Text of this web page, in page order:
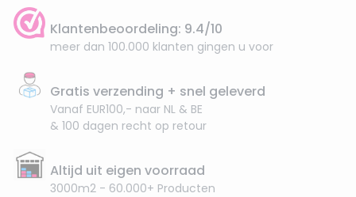
Klantenbeoordeling: 9.4/10
meer dan 100.000 klanten gingen u voor
Gratis verzending + snel geleverd
Vanaf EUR100,- naar NL & BE
& 100 dagen recht op retour
Altijd uit eigen voorraad
3000m2 - 60.000+ Producten